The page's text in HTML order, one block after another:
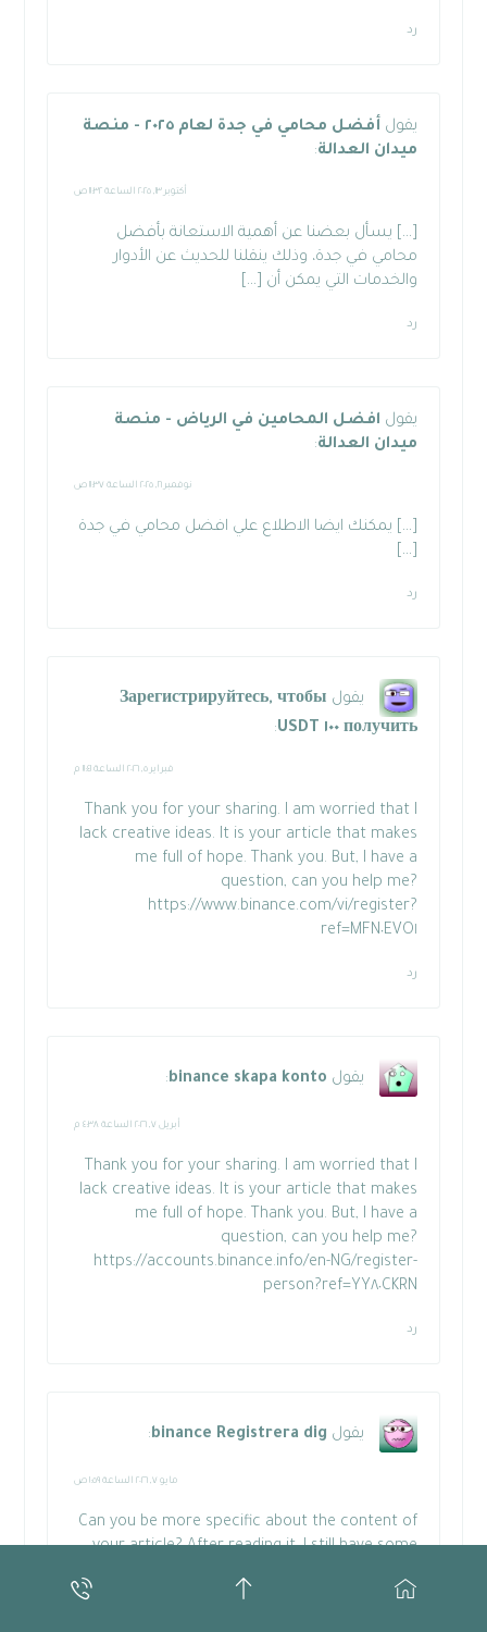
رد
يقول
أفضل محامي في جدة لعام ٢٠٢٥ - منصة
ميدان العدالة:
أكتوبر ١٣, ٢٠٢٥ الساعة ١١:٣٢ ص
[…] يسأل بعضنا عن أهمية الاستعانة بأفضل
محامي في جدة، وذلك ينقلنا للحديث عن الأدوار
والخدمات التي يمكن أن […]
رد
يقول افضل المحامين في الرياض - منصة
ميدان العدالة:
نوفمبر ١٦, ٢٠٢٥ الساعة ١١:٣٧ ص
[…] يمكنك ايضا الاطلاع علي افضل محامي في جدة
[…]
رد
يقول Зарегистрируйтесь, чтобы
получить ١٠٠ USDT
:
فبراير ٥, ٢٠٢٦ الساعة ١١:٤١ م
Thank you for your sharing. I am worried that I
lack creative ideas. It is your article that makes
me full of hope. Thank you. But, I have a
question, can you help me?
https://www.binance.com/vi/register?
ref=MFN٠EVO١
رد
يقول binance skapa konto
:
أبريل ٧, ٢٠٢٦ الساعة ٤:٣٨ م
Thank you for your sharing. I am worried that I
lack creative ideas. It is your article that makes
me full of hope. Thank you. But, I have a
question, can you help me?
https://accounts.binance.info/en-NG/register-
person?ref=YY٨٠CKRN
رد
يقول binance Registrera dig
:
مايو ٧, ٢٠٢٦ الساعة ١:٥٩ ص
Can you be more specific about the content of
your article? After reading it, I still have some